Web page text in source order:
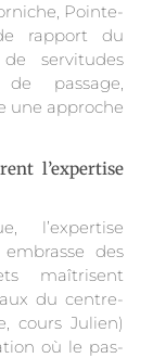
Pointe-
rapport du
servitudes
passage,
une approche
l’expertise
l’expertise
des
maîtrisent
du centre-
cours Julien)
où le pas-